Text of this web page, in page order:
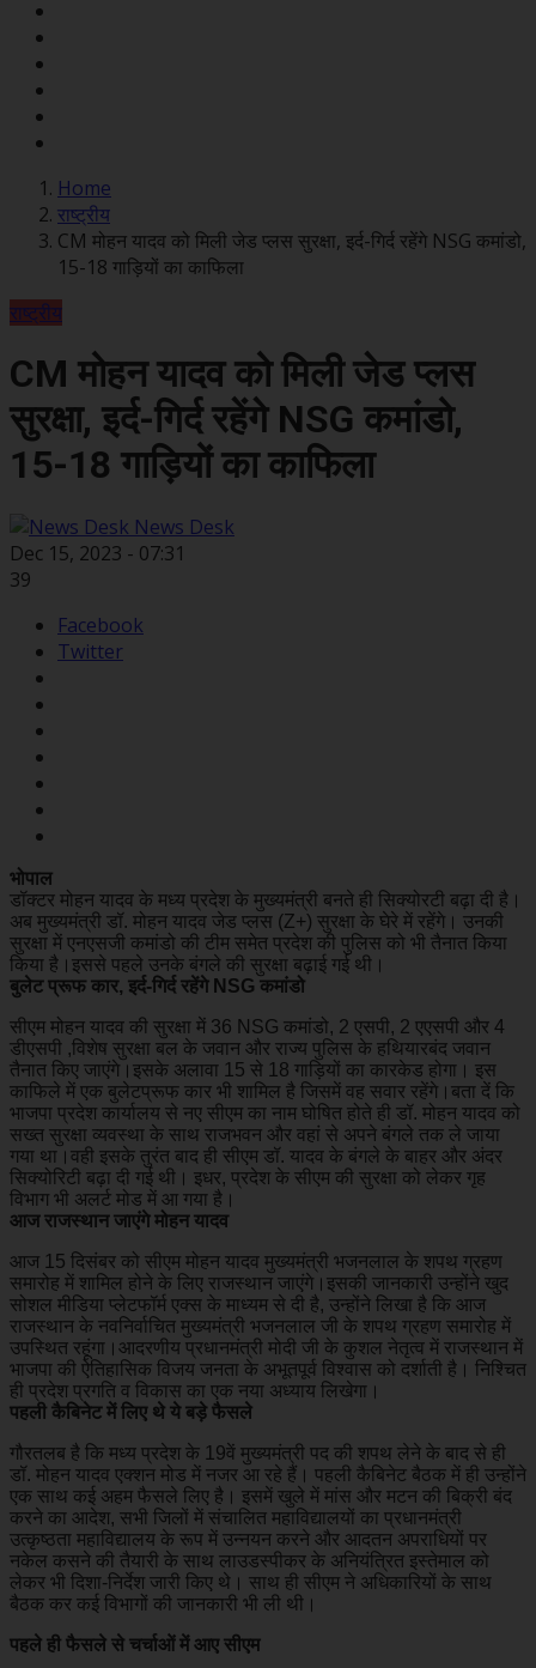
Home
राष्ट्रीय
CM मोहन यादव को मिली जेड प्लस सुरक्षा, इर्द-गिर्द रहेंगे NSG कमांडो,
15-18 गाड़ियों का काफिला
राष्ट्रीय
CM मोहन यादव को मिली जेड प्लस
सुरक्षा, इर्द-गिर्द रहेंगे NSG कमांडो,
15-18 गाड़ियों का काफिला
News Desk
Dec 15, 2023 - 07:31
39
Facebook
Twitter
भोपाल
डॉक्टर मोहन यादव के मध्य प्रदेश के मुख्यमंत्री बनते ही सिक्योरटी बढ़ा दी है।
अब मुख्यमंत्री डॉ. मोहन यादव जेड प्लस (Z+) सुरक्षा के घेरे में रहेंगे। उनकी
सुरक्षा में एनएसजी कमांडो की टीम समेत प्रदेश की पुलिस को भी तैनात किया
किया है।इससे पहले उनके बंगले की सुरक्षा बढ़ाई गई थी।
बुलेट प्रूफ कार, इर्द-गिर्द रहेंगे NSG कमांडो
सीएम मोहन यादव की सुरक्षा में 36 NSG कमांडो, 2 एसपी, 2 एएसपी और 4
डीएसपी ,विशेष सुरक्षा बल के जवान और राज्य पुलिस के हथियारबंद जवान
तैनात किए जाएंगे।इसके अलावा 15 से 18 गाड़ियों का कारकेड होगा। इस
काफिले में एक बुलेटप्रूफ कार भी शामिल है जिसमें वह सवार रहेंगे।बता दें कि
भाजपा प्रदेश कार्यालय से नए सीएम का नाम घोषित होते ही डॉ. मोहन यादव को
सख्त सुरक्षा व्यवस्था के साथ राजभवन और वहां से अपने बंगले तक ले जाया
गया था।वही इसके तुरंत बाद ही सीएम डॉ. यादव के बंगले के बाहर और अंदर
सिक्योरिटी बढ़ा दी गई थी। इधर, प्रदेश के सीएम की सुरक्षा को लेकर गृह
विभाग भी अलर्ट मोड में आ गया है।
आज राजस्थान जाएंगे मोहन यादव
आज 15 दिसंबर को सीएम मोहन यादव मुख्यमंत्री भजनलाल के शपथ ग्रहण
समारोह में शामिल होने के लिए राजस्थान जाएंगे।इसकी जानकारी उन्होंने खुद
सोशल मीडिया प्लेटफॉर्म एक्स के माध्यम से दी है, उन्होंने लिखा है कि आज
राजस्थान के नवनिर्वाचित मुख्यमंत्री भजनलाल जी के शपथ ग्रहण समारोह में
उपस्थित रहूंगा।आदरणीय प्रधानमंत्री मोदी जी के कुशल नेतृत्व में राजस्‍थान में
भाजपा की ऐतिहासिक विजय जनता के अभूतपूर्व विश्वास को दर्शाती है। निश्चित
ही प्रदेश प्रगति व विकास का एक नया अध्याय लिखेगा।
पहली कैबिनेट में लिए थे ये बड़े फैसले
गौरतलब है कि मध्य प्रदेश के 19वें मुख्यमंत्री पद की शपथ लेने के बाद से ही
डॉ. मोहन यादव एक्शन मोड में नजर आ रहे हैं। पहली कैबिनेट बैठक में ही उन्होंने
एक साथ कई अहम फैसले लिए है। इसमें खुले में मांस और मटन की बिक्री बंद
करने का आदेश, सभी जिलों में संचालित महाविद्यालयों का प्रधानमंत्री
उत्कृष्ठता महाविद्यालय के रूप में उन्नयन करने और आदतन अपराधियों पर
नकेल कसने की तैयारी के साथ लाउडस्पीकर के अनियंत्रित इस्तेमाल को
लेकर भी दिशा-निर्देश जारी किए थे। साथ ही सीएम ने अधिकारियों के साथ
बैठक कर कई विभागों की जानकारी भी ली थी।
पहले ही फैसले से चर्चाओं में आए सीएम